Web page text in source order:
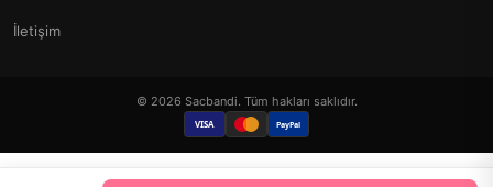
İletişim
© 2026 Sacbandi. Tüm hakları saklıdır.
VISA PayPal